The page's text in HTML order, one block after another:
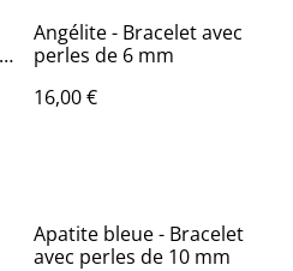
Angélite - Bracelet avec
perles de 6 mm
16,00 €
Apatite bleue - Bracelet
avec perles de 10 mm